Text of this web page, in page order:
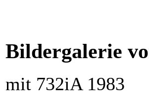
Bildergalerie
mit 732iA 1983